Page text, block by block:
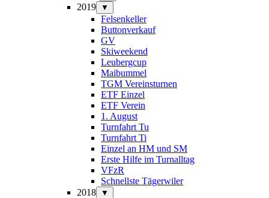
2019 ▼
Felsenkeller
Buttonverkauf
GV
Skiweekend
Leubergcup
Maibummel
TGM Vereinsturnen
ETF Einzel
ETF Verein
1. August
Turnfahrt Tu
Turnfahrt Ti
Einzel an HM und SM
Erste Hilfe im Turnalltag
VFzR
Schnellste Tägerwiler
2018
▼